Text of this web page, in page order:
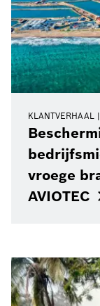
KLANTVERHAAL
vroege
AVIOTEC